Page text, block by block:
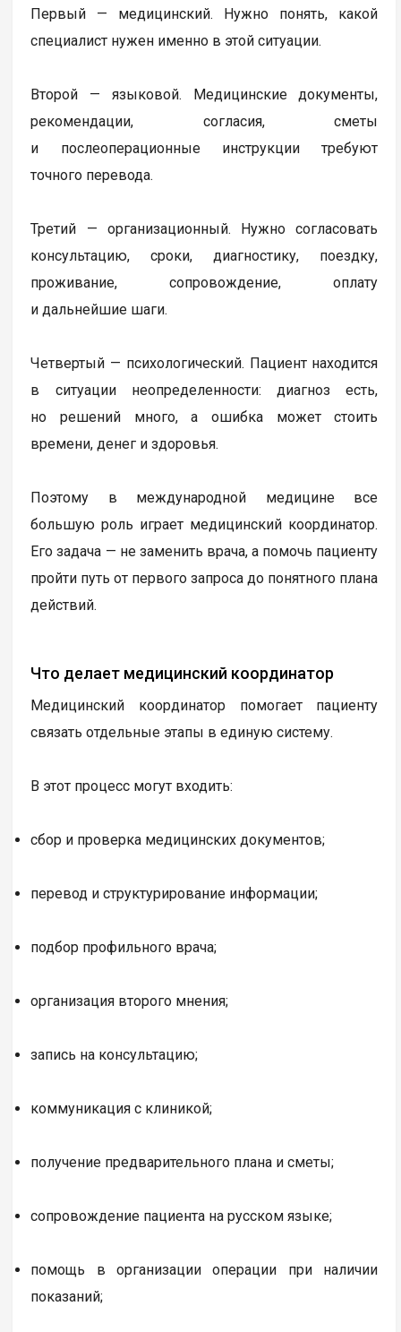
Первый — медицинский. Нужно понять, какой
специалист нужен именно в этой ситуации.
Второй — языковой. Медицинские документы,
рекомендации, согласия, сметы
и послеоперационные инструкции требуют
точного перевода.
Третий — организационный. Нужно согласовать
консультацию, сроки, диагностику, поездку,
проживание, сопровождение, оплату
и дальнейшие шаги.
Четвертый — психологический. Пациент находится
в ситуации неопределенности: диагноз есть,
но решений много, а ошибка может стоить
времени, денег и здоровья.
Поэтому в международной медицине все
большую роль играет медицинский координатор.
Его задача — не заменить врача, а помочь пациенту
пройти путь от первого запроса до понятного плана
действий.
Что делает медицинский координатор
Медицинский координатор помогает пациенту
связать отдельные этапы в единую систему.
В этот процесс могут входить:
сбор и проверка медицинских документов;
перевод и структурирование информации;
подбор профильного врача;
организация второго мнения;
запись на консультацию;
коммуникация с клиникой;
получение предварительного плана и сметы;
сопровождение пациента на русском языке;
помощь в организации операции при наличии
показаний;